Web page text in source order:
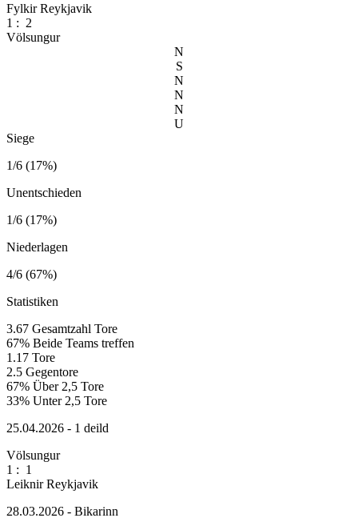
Fylkir Reykjavik
1 : 2
Völsungur
N
S
N
N
N
U
Siege
1/6 (17%)
Unentschieden
1/6 (17%)
Niederlagen
4/6 (67%)
Statistiken
3.67 Gesamtzahl Tore
67% Beide Teams treffen
1.17 Tore
2.5 Gegentore
67% Über 2,5 Tore
33% Unter 2,5 Tore
25.04.2026 - 1 deild
Völsungur
1 : 1
Leiknir Reykjavik
28.03.2026 - Bikarinn